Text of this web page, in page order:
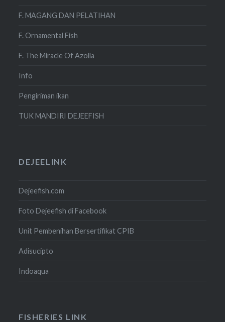
F. MAGANG DAN PELATIHAN
F. Ornamental Fish
F. The Miracle Of Azolla
Info
Pengiriman ikan
TUK MANDIRI DEJEEFISH
DEJEELINK
Dejeefish.com
Foto Dejeefish di Facebook
Unit Pembenihan Bersertifikat CPIB
Adisucipto
Indoaqua
FISHERIES LINK